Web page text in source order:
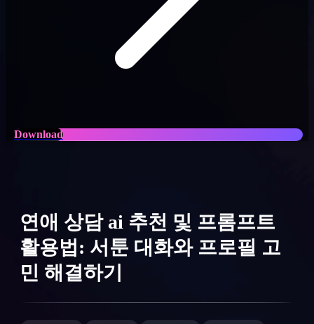
Download
연애 상담 ai 추천 및 프롬프트
활용법: 서툰 대화와 프로필 고
민 해결하기